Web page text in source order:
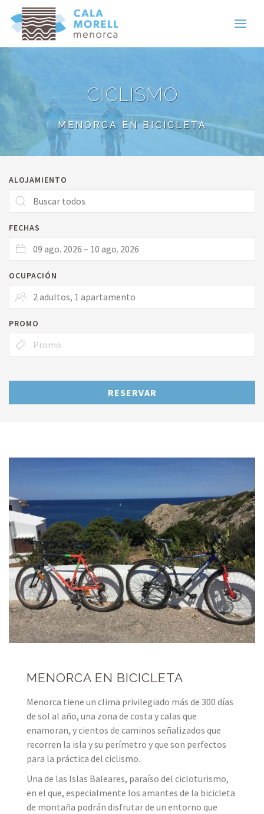
CICLISMO
MENORCA EN BICICLETA
ALOJAMIENTO
FECHAS
OCUPACIÓN
PROMO
RESERVAR
MENORCA EN BICICLETA
Menorca tiene un clima privilegiado más de 300 días
de sol al año, una zona de costa y calas que
enamoran, y cientos de caminos señalizados que
recorren la isla y su perímetro y que son perfectos
para la práctica del ciclismo.
Una de las Islas Baleares, paraíso del cicloturismo,
en el que, especialmente los amantes de la bicicleta
de montaña podrán disfrutar de un entorno que